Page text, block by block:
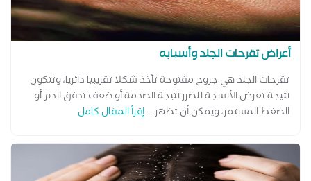
أعراض تقرحات الجلد وأسبابه
تقرحات الجلد هي جروح مفتوحة تأخذ شكلا تقريبيا دائريا، وتتكون
نتيجة تعرض الأنسجة للضرر نتيجة الصدمة أو ضعف تدفق الدم أو
الضغط المستمر، ويمكن أن تظهر ...إقرأ المقال كامل